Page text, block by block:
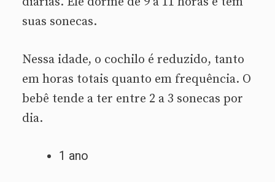
suas sonecas.
Nessa idade, o cochilo é reduzido, tanto
em horas totais quanto em frequência. O
bebê tende a ter entre 2 a 3 sonecas por
dia.
1 ano